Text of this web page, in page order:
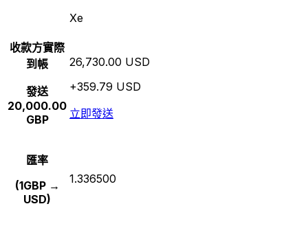
Xe
收款方實際
到帳
發送
20,000.00
GBP
26,730.00 USD
+359.79 USD
立即發送
匯率
(1GBP →
USD)
1.336500